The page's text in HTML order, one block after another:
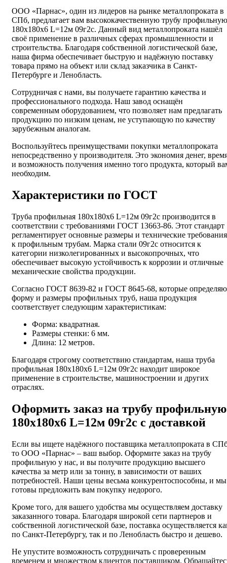
ООО «Парнас», один из лидеров на рынке металлопроката в
СПб, предлагает вам высококачественную трубу профильную
180х180х6 L=12м 09г2с. Данный вид металлопроката нашёл
своё применение в различных сферах промышленности и
строительства. Благодаря собственной логистической базе,
наша фирма обеспечивает быструю и надёжную поставку
товара прямо на объект или склад заказчика в Санкт-
Петербурге и Ленобласть.
Сотрудничая с нами, вы получаете гарантию качества и
профессионального подхода. Наш завод оснащён
современным оборудованием, что позволяет нам предлагать
продукцию по низким ценам, не уступающую по качеству
зарубежным аналогам.
Воспользуйтесь преимуществами покупки металлопроката
непосредственно у производителя. Это экономия денег,
и возможность получения именно того продукта, который
необходим.
Характеристики по ГОСТ
Труба профильная 180х180х6 L=12м 09г2с производится в
соответствии с требованиями ГОСТ 13663-86. Этот стандарт
регламентирует основные размеры и технические требования
к профильным трубам. Марка стали 09г2с относится к
категории низколегированных и высокопрочных, что
обеспечивает высокую устойчивость к коррозии и отличные
механические свойства продукции.
Согласно ГОСТ 8639-82 и ГОСТ 8645-68, которые
форму и размеры профильных труб, наша продукция
соответствует следующим характеристикам:
Форма: квадратная.
Размеры стенки: 6 мм.
Длина: 12 метров.
Благодаря строгому соответствию стандартам, наша труба
профильная 180х180х6 L=12м 09г2с находит широкое
применение в строительстве, машиностроении и других
отраслях.
Оформить заказ на трубу профильную
180х180х6 L=12м 09г2с с доставкой
Если вы ищете надёжного поставщика металлопроката в
то ООО «Парнас» – ваш выбор. Оформите заказ на трубу
профильную у нас, и вы получите продукцию высшего
качества за метр или за тонну, в зависимости от ваших
потребностей. Наши цены весьма конкурентоспособны, и мы
готовы предложить вам покупку недорого.
Кроме того, для вашего удобства мы осуществляем доставку
заказанного товара. Благодаря широкой сети партнеров и
собственной логистической базе, поставка осуществляется
по Санкт-Петербургу, так и по Ленобласть быстро и дешево.
Не упустите возможность сотрудничать с проверенным
временем и множеством клиентов поставщиком.